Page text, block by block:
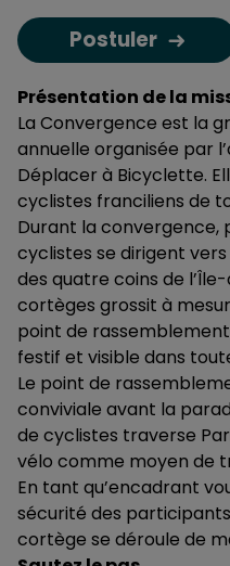
Postuler
Présentation de la
La Convergence est la
annuelle organisée par
Déplacer à Bicyclette.
cyclistes franciliens de
Durant la convergence,
cyclistes se dirigent
des quatre coins de
cortèges grossit à
point de
festif et visible dans
Le point de
conviviale avant la
de cyclistes traverse
vélo comme moyen de
En tant qu’encadrant
sécurité des
cortège se déroule de